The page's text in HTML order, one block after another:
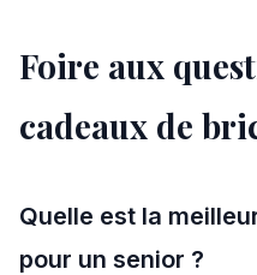
Foire aux
cadeaux de
Quelle est la
pour un senior ?